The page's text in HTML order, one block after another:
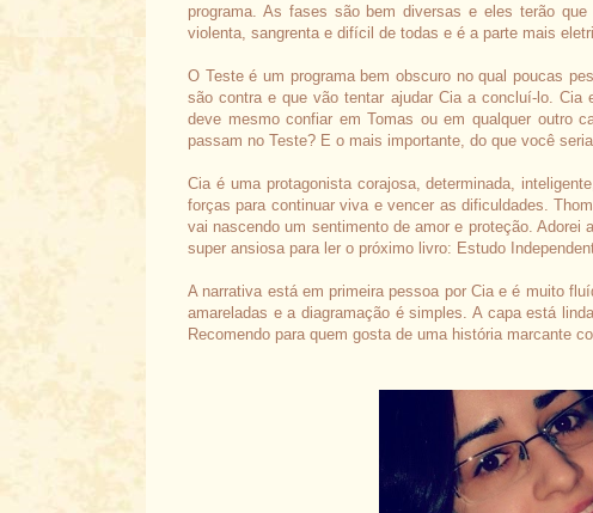
programa. As fases são bem diversas e eles terão
violenta, sangrenta e difícil de todas e é a parte mais
O Teste é um programa bem obscuro no qual poucas
são contra e que vão tentar ajudar Cia a concluí-lo.
deve mesmo confiar em Tomas ou em qualquer outro
passam no Teste? E o mais importante, do que você
Cia é uma protagonista corajosa, determinada,
forças para continuar viva e vencer as dificuldades.
vai nascendo um sentimento de amor e proteção.
super ansiosa para ler o próximo livro: Estudo
A narrativa está em primeira pessoa por Cia e é muito
amareladas e a diagramação é simples. A capa está
Recomendo para quem gosta de uma história marcante